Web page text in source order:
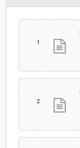
Svolgimento:
Pubblicata da:
Link al fascicolo
1
2